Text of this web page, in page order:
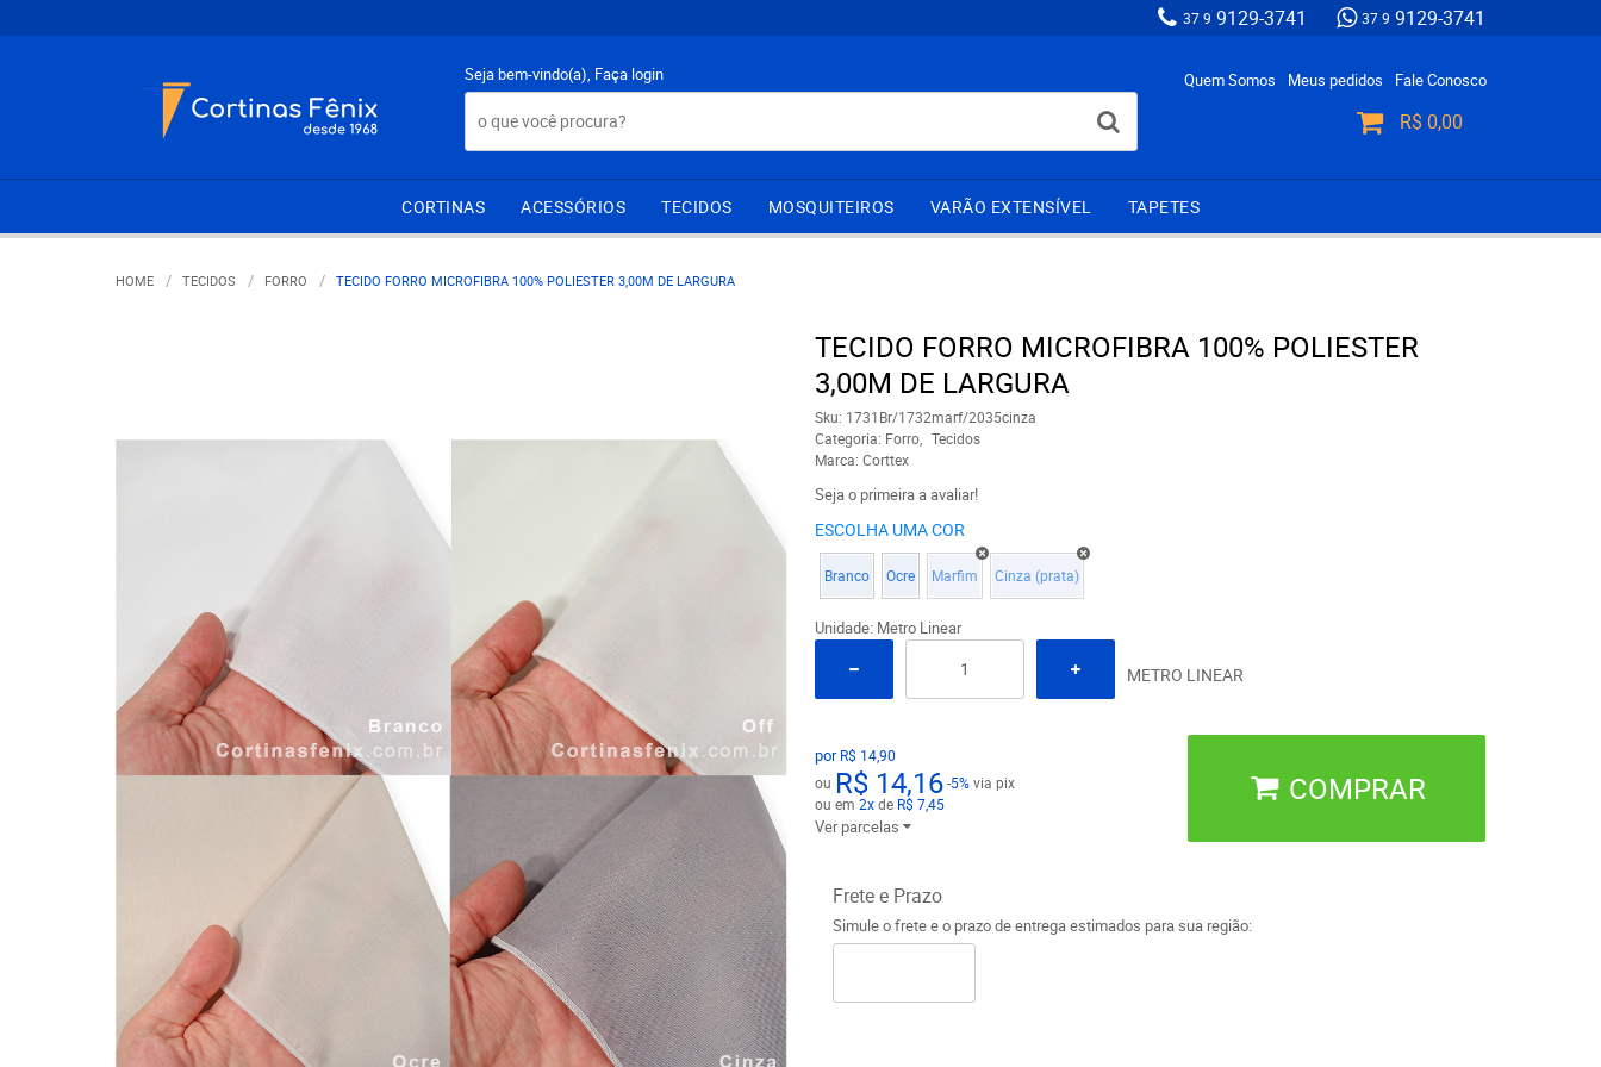
37 9 9129-3741 37 9 9129-3741
Seja bem-vindo(a), Faça login Quem Somos Meus pedidos Fale Conosco
R$ 0,00
CORTINAS ACESSÓRIOS TECIDOS MOSQUITEIROS VARÃO EXTENSÍVEL TAPETES
HOME TECIDOS FORRO TECIDO FORRO MICROFIBRA 100% POLIESTER 3,00M DE LARGURA
TECIDO FORRO MICROFIBRA 100% POLIESTER
3,00M DE LARGURA
Sku: 1731Br/1732marf/2035cinza
Categoria: Forro
Tecidos
Marca: Corttex
Seja o primeira a avaliar!
ESCOLHA UMA COR
Branco Ocre Marfim Cinza (prata)
Unidade: Metro Linear
METRO LINEAR
por R$ 14,90
ou R$ 14,16-5%via pix
ou em 2xde R$ 7,45
Ver parcelas
COMPRAR
Frete e Prazo
Simule o frete e o prazo de entrega estimados para sua região: